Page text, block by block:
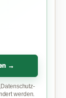
→
werden.